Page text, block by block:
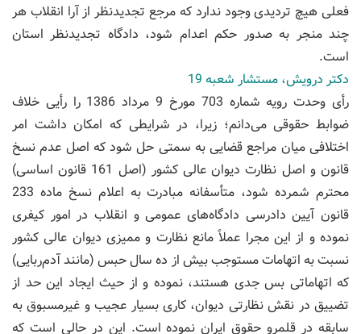
فعلی هیچ تردیدی وجود ندارد که مرجع تجدیدنظر از آرا انقلاب هر
چند منجر به صدور حکم اعدام شود، دادگاه تجدیدنظر استان
است.
دکتر درویش، مستشار شعبه 19
رأی وحدت رویه شماره 703 مورخ 9 مرداد 1386 را رأیی خلاف
ضوابط حقوقی می‌دانم؛ زیرا، در شرایطی که امکان داشت امر
اختلافی میان مراجع قضایی به سمتی حل شود که اصل عدم نسخ
قانون و اصل نظارت دیوان عالی کشور (اصل 161 قانون اساسی)
محترم شمرده شود، متأسفانه مبادرت به اعلام نسخ ماده 233
قانون آیین دادرسی دادگاه‌های عمومی و انقلاب در امور کیفری
نموده و از این مجرا عملاً مانع نظارت و ممیزی دیوان عالی کشور
نسبت به اتهامات مستوجب بیش از ده سال حبس (مانند آدم‌ربایی)
که اتهاماتی بس جدی هستند، نموده و از حیث ایجاد این حد از
تضییق در نقش نظارتی دیوان، کاری بسیار عجیب و غیرمسبوق به
سابقه در قلمرو حقوق ایران نموده است. این در حالی است که